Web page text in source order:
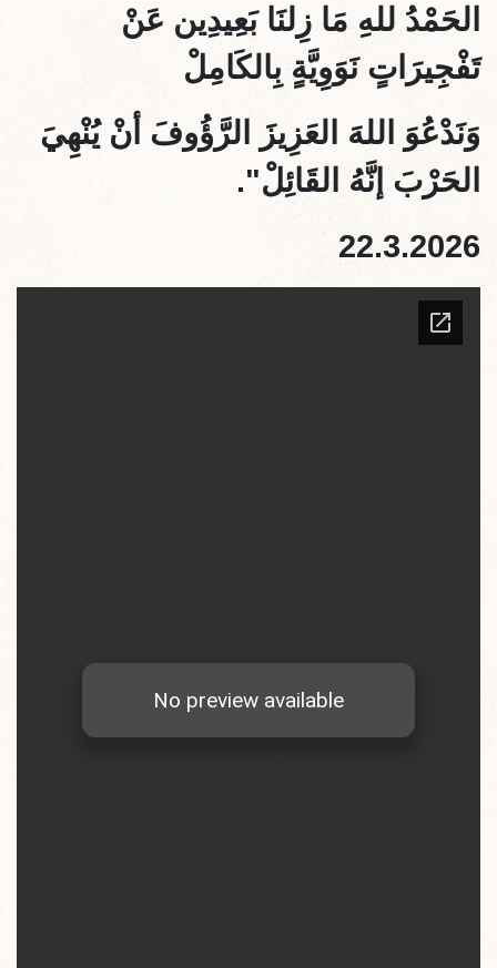
الحَمْدُ للهِ مَا زِلنَا بَعِيدِين عَنْ
تَفْجِيرَاتٍ نَوَوِيَّةٍ بِالكَامِلْ
وَنَدْعُوَ اللهَ العَزِيزَ الرَّؤُوفَ أنْ يُنْهِيَ
الحَرْبَ إنَّهُ القَائِلْ".
22.3.2026